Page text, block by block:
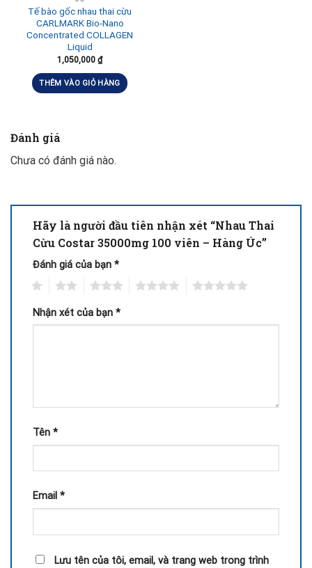
Tế bào gốc nhau thai cừu
CARLMARK Bio-Nano
Concentrated COLLAGEN
Liquid
1,050,000 ₫
THÊM VÀO GIỎ HÀNG
Đánh giá
Chưa có đánh giá nào.
Hãy là người đầu tiên nhận xét “Nhau Thai
Cừu Costar 35000mg 100 viên – Hàng Úc”
Đánh giá của bạn *
Nhận xét của bạn *
Tên *
Email *
Lưu tên của tôi, email, và trang web trong trình